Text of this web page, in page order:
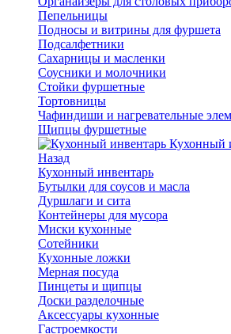
Пепельницы
Подносы и витрины для фуршета
Подсалфетники
Сахарницы и масленки
Соусники и молочники
Стойки фуршетные
Тортовницы
Чафиндиши и нагревательные
Щипцы фуршетные
Кухонный
Назад
Кухонный инвентарь
Бутылки для соусов и масла
Дуршлаги и сита
Контейнеры для мусора
Миски кухонные
Сотейники
Кухонные ложки
Мерная посуда
Пинцеты и щипцы
Доски разделочные
Аксессуары кухонные
Гастроемкости